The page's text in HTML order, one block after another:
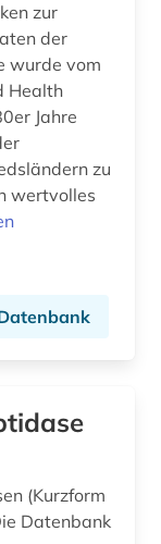
zur
der
wurde vom
Health
Jahre
zu
wertvolles
(Kurzform
Datenbank